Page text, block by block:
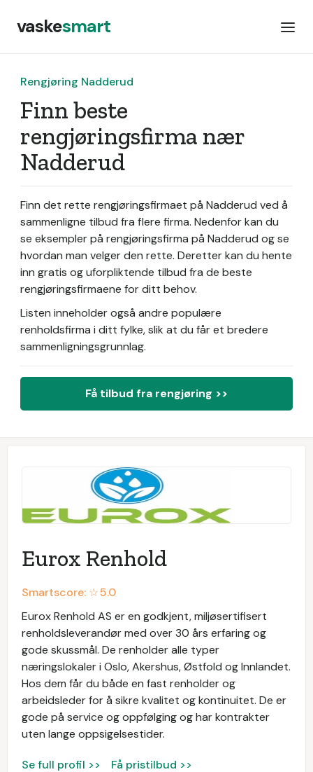
vaskesmart
Rengjøring Nadderud
Finn beste
rengjøringsfirma nær
Nadderud
Finn det rette rengjøringsfirmaet på Nadderud ved å
sammenligne tilbud fra flere firma. Nedenfor kan du
se eksempler på rengjøringsfirma på Nadderud og se
hvordan man velger den rette. Deretter kan du hente
inn gratis og uforpliktende tilbud fra de beste
rengjøringsfirmaene for ditt behov.
Listen inneholder også andre populære
renholdsfirma i ditt fylke, slik at du får et bredere
sammenligningsgrunnlag.
Få tilbud fra rengjøring >>
Eurox Renhold
Smartscore: ☆5.0
Eurox Renhold AS er en godkjent, miljøsertifisert
renholdsleverandør med over 30 års erfaring og
gode skussmål. De renholder alle typer
næringslokaler i Oslo, Akershus, Østfold og Innlandet.
Hos dem får du både en fast renholder og
arbeidsleder for å sikre kvalitet og kontinuitet. De er
gode på service og oppfølging og har kontrakter
uten lange oppsigelsestider.
Se full profil >> Få pristilbud >>